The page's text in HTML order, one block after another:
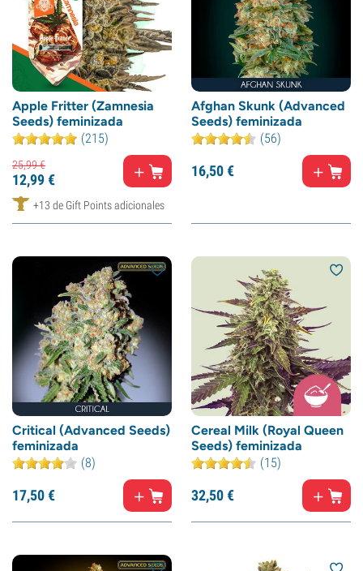
Apple Fritter (Zamnesia
Seeds) feminizada
(215)
25,99€
12,99€
+13 de Gift Points adicionales
Afghan Skunk (Advanced
Seeds) feminizada
(56)
16,50€
Critical (Advanced Seeds)
feminizada
(8)
17,50€
Cereal Milk (Royal Queen
Seeds) feminizada
(15)
32,50€